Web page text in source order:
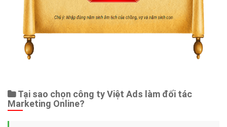
Tại sao chọn công ty Việt Ads làm đối tác
Marketing Online?